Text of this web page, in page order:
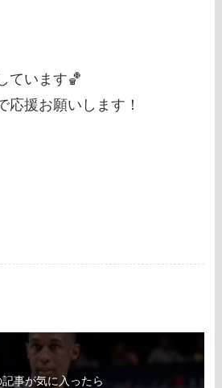
ています🏀
応援お願いします！
記事が気に入ったら